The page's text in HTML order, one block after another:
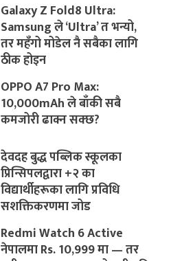
Galaxy Z Fold8 Ultra:
Samsung ले ‘Ultra’ त भन्यो,
तर महँगो मोडेल नै सबैका लागि
ठीक होइन
OPPO A7 Pro Max:
10,000mAh ले बाँकी सबै
कमजोरी ढाक्न सक्छ?
देवदह बुद्ध पब्लिक स्कूलका
प्रिन्सिपलद्वारा +२ का
विद्यार्थीहरूका लागि प्रविधि
सशक्तिकरणमा जोड
Redmi Watch 6 Active
नेपालमा Rs. 10,999 मा — तर